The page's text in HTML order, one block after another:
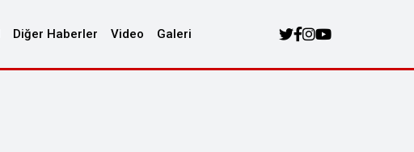
Diğer Haberler Video Galeri